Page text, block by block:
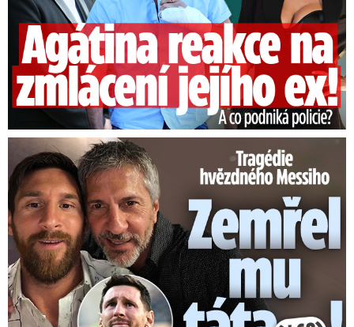
Tragédie hvězdného Messiho: Zemřel mu táta (†68)!